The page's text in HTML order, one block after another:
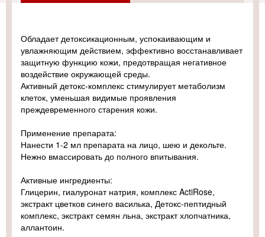
Обладает детоксикационным, успокаивающим и
увлажняющим действием, эффективно восстанавливает
защитную функцию кожи, предотвращая негативное
воздействие окружающей среды.
Активный детокс-комплекс стимулирует метаболизм
клеток, уменьшая видимые проявления
преждевременного старения кожи.
Применение препарата:
Нанести 1-2 мл препарата на лицо, шею и декольте.
Нежно вмассировать до полного впитывания.
Активные ингредиенты:
Глицерин, гиалуронат натрия, комплекс ActiRose,
экстракт цветков синего василька, Детокс-пептидный
комплекс, экстракт семян льна, экстракт хлопчатника,
аллантоин.